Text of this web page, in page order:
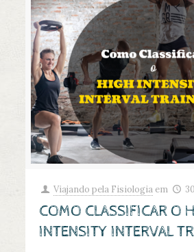
Viajando pela Fisiologia em
COMO CLASSIFICAR O
INTENSITY INTERVAL